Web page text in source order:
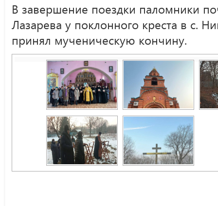
В завершение поездки паломники
Лазарева у поклонного креста в с.
принял мученическую кончину.